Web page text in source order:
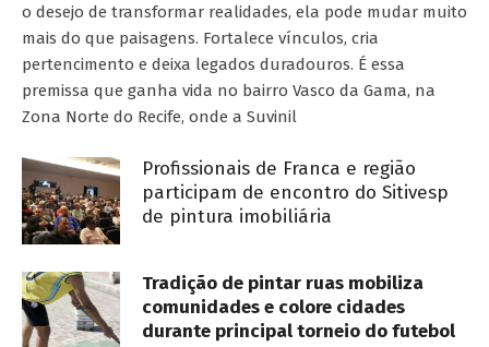
o desejo de transformar realidades, ela pode mudar muito
mais do que paisagens. Fortalece vínculos, cria
pertencimento e deixa legados duradouros. É essa
premissa que ganha vida no bairro Vasco da Gama, na
Zona Norte do Recife, onde a Suvinil
Profissionais de Franca e região
participam de encontro do Sitivesp
de pintura imobiliária
Tradição de pintar ruas mobiliza
comunidades e colore cidades
durante principal torneio do futebol